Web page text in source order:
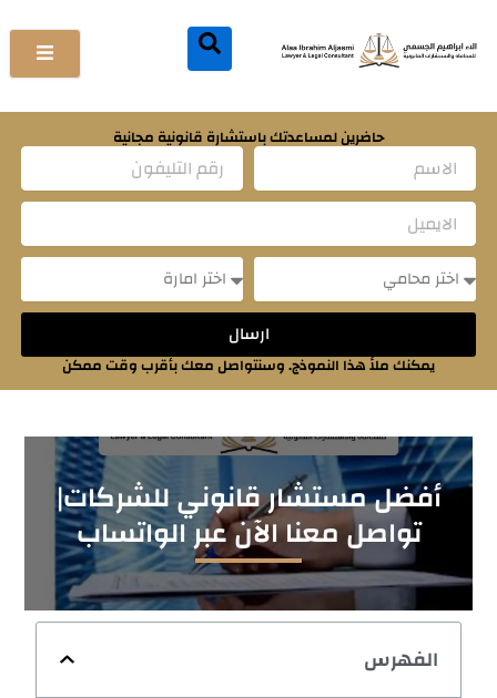
إلى
المحتوى
حاضرين لمساعدتك باستشارة قانونية مجانية
ارسال
يمكنك ملأ هذا النموذج. وسنتواصل معك بأقرب وقت ممكن
أفضل مستشار قانوني للشركات|
تواصل معنا الآن عبر الواتساب
الفهرس